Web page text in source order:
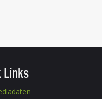
Links